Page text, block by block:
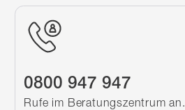
0800 947 947
Rufe im Beratungszentrum an.